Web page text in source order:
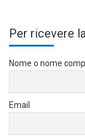
Per ricevere
Nome o nome
Email